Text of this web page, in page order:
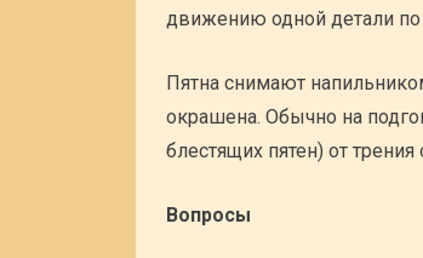
движению одной детали по
Пятна снимают
окрашена. Обычно на
блестящих пятен) от
Вопросы